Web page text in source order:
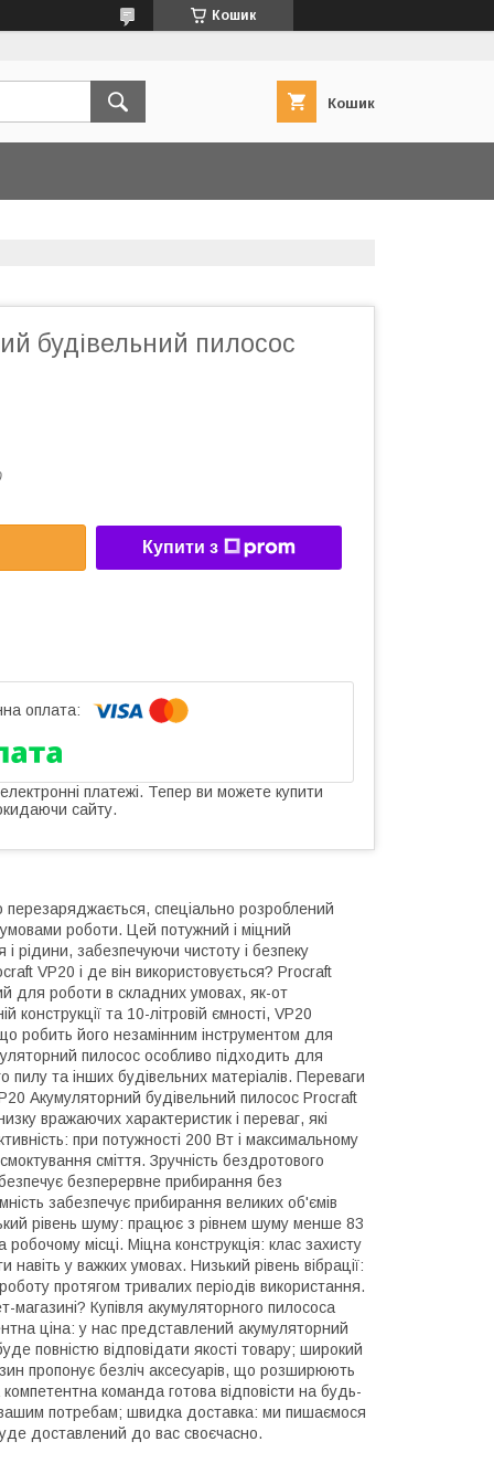
Кошик
Кошик
будівельний пилосос
Купити з
платежі. Тепер ви можете купити
сайту.
спеціально розроблений
роботи. Цей потужний і міцний
рідини, забезпечуючи чистоту і безпеку
VP20 і де він використовується? Procraft
для роботи в складних умовах, як-от
конструкції та 10-літровій ємності, VP20
робить його незамінним інструментом для
пилосос особливо підходить для
та інших будівельних матеріалів. Переваги
Акумуляторний будівельний пилосос Procraft
вражаючих характеристик і переваг, які
при потужності 200 Вт і максимальному
сміття. Зручність бездротового
безперервне прибирання без
забезпечує прибирання великих об'ємів
рівень шуму: працює з рівнем шуму менше 83
місці. Міцна конструкція: клас захисту
у важких умовах. Низький рівень вібрації:
протягом тривалих періодів використання.
Купівля акумуляторного пилососа
ціна: у нас представлений акумуляторний
повністю відповідати якості товару; широкий
пропонує безліч аксесуарів, що розширюють
команда готова відповісти на будь-
вашим потребам; швидка доставка: ми пишаємося
доставлений до вас своєчасно.